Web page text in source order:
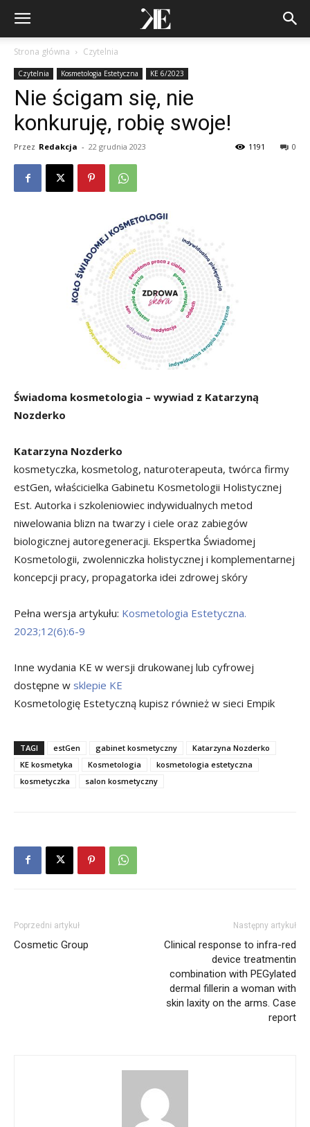
Strona główna Czytelnia
Czytelnia Kosmetologia Estetyczna KE 6/2023
Nie ścigam się, nie
konkuruję, robię swoje!
Przez Redakcja - 22 grudnia 2023 0
1191
Świadoma kosmetologia – wywiad z Katarzyną
Nozderko
Katarzyna Nozderko
kosmetyczka, kosmetolog, naturoterapeuta, twórca firmy
estGen, właścicielka Gabinetu Kosmetologii Holistycznej
Est. Autorka i szkoleniowiec indywidualnych metod
niwelowania blizn na twarzy i ciele oraz zabiegów
biologicznej autoregeneracji. Ekspertka Świadomej
Kosmetologii, zwolenniczka holistycznej i komplementarnej
koncepcji pracy, propagatorka idei zdrowej skóry
Pełna wersja artykułu: Kosmetologia Estetyczna.
2023;12(6):6-9
Inne wydania KE w wersji drukowanej lub cyfrowej
dostępne w sklepie KE
Kosmetologię Estetyczną kupisz również w sieci Empik
TAGI estGen gabinet kosmetyczny
Katarzyna Nozderko
KE kosmetyka
Kosmetologia
kosmetologia estetyczna
kosmetyczka
salon kosmetyczny
Poprzedni artykuł
Cosmetic Group
Następny artykuł
Clinical response to infra-red
device treatmentin
combination with PEGylated
dermal fillerin a woman with
skin laxity on the arms. Case
report